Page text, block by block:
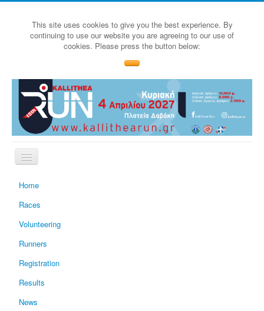
This site uses cookies to give you the best experience. By
continuing to use our website you are agreeing to our use of
cookies. Please press the button below:
Home
Races
Volunteering
Runners
Registration
Results
News